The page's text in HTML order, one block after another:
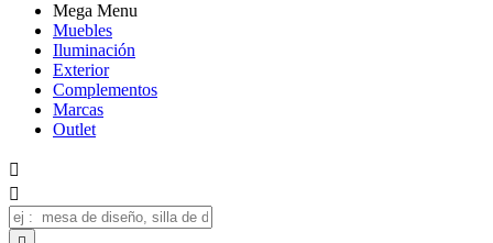
Mega Menu
Muebles
Iluminación
Exterior
Complementos
Marcas
Outlet

